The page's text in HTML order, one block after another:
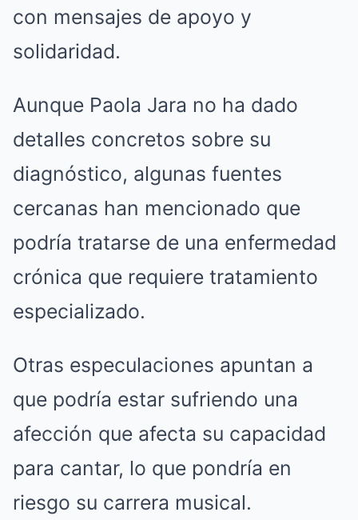
con mensajes de apoyo y
solidaridad.
Aunque Paola Jara no ha dado
detalles concretos sobre su
diagnóstico, algunas fuentes
cercanas han mencionado que
podría tratarse de una enfermedad
crónica que requiere tratamiento
especializado.
Otras especulaciones apuntan a
que podría estar sufriendo una
afección que afecta su capacidad
para cantar, lo que pondría en
riesgo su carrera musical.